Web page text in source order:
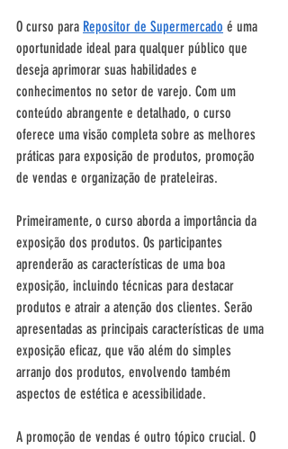
O curso para Repositor de Supermercado é uma
oportunidade ideal para qualquer público que
deseja aprimorar suas habilidades e
conhecimentos no setor de varejo. Com um
conteúdo abrangente e detalhado, o curso
oferece uma visão completa sobre as melhores
práticas para exposição de produtos, promoção
de vendas e organização de prateleiras.
Primeiramente, o curso aborda a importância da
exposição dos produtos. Os participantes
aprenderão as características de uma boa
exposição, incluindo técnicas para destacar
produtos e atrair a atenção dos clientes. Serão
apresentadas as principais características de uma
exposição eficaz, que vão além do simples
arranjo dos produtos, envolvendo também
aspectos de estética e acessibilidade.
A promoção de vendas é outro tópico crucial. O